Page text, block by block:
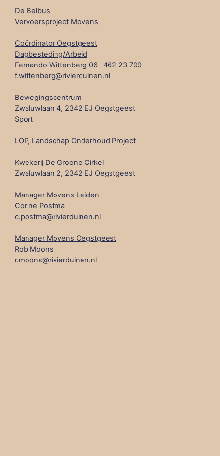
De Belbus
Vervoersproject Movens
Coördinator Oegstgeest
Dagbesteding/Arbeid
Fernando Wittenberg 06- 462 23 799
f.wittenberg@rivierduinen.nl
Bewegingscentrum
Zwaluwlaan 4, 2342 EJ Oegstgeest
Sport
LOP, Landschap Onderhoud Project
Kwekerij De Groene Cirkel
Zwaluwlaan 2, 2342 EJ Oegstgeest
Manager Movens Leiden
Corine Postma
c.postma@rivierduinen.nl
Manager Movens Oegstgeest
Rob Moons
r.moons@rivierduinen.nl